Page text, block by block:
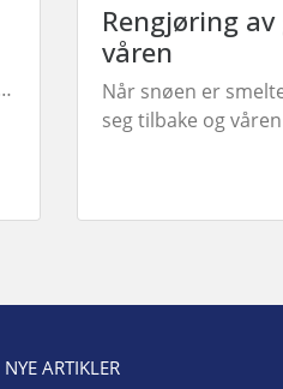
Rengjøring
våren
Når snøen er
seg tilbake og
NYE ARTIKLER